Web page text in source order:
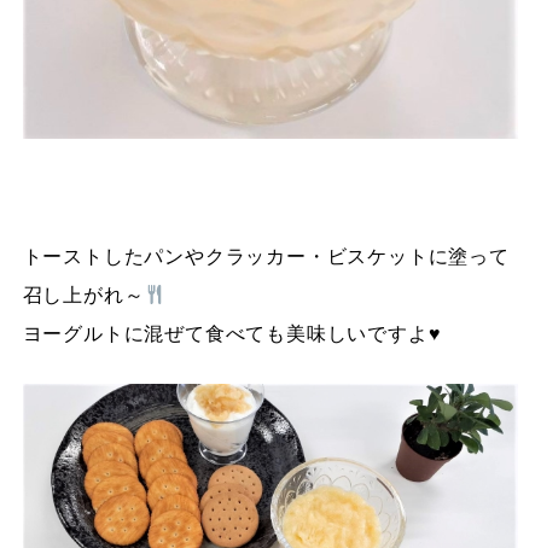
トーストしたパンやクラッカー・ビスケットに塗って
召し上がれ～
ヨーグルトに混ぜて食べても美味しいですよ♥